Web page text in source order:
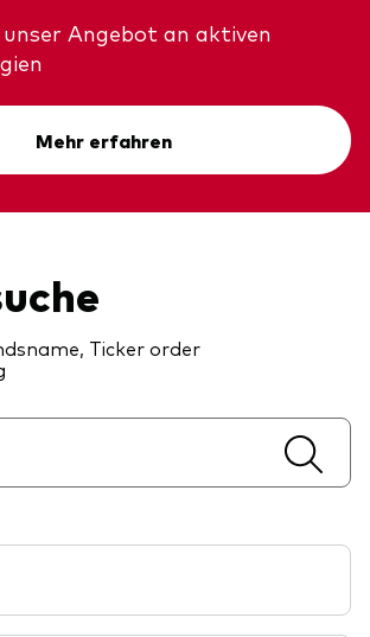
Vanguard ETFs
Vanguard
Analyse
für Berater
Angebot an aktiven
Mehr erfahren
Ticker order